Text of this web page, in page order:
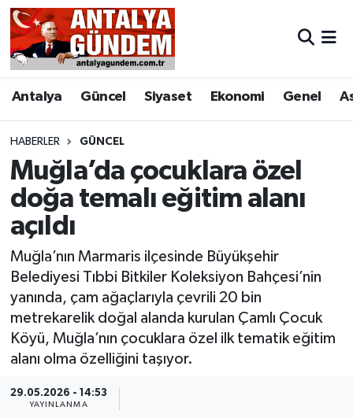
Antalya Güncel Siyaset Ekonomi Genel
HABERLER GÜNCEL
Muğla’da çocuklara özel
doğa temalı eğitim alanı
açıldı
Muğla’nın Marmaris ilçesinde Büyükşehir
Belediyesi Tıbbi Bitkiler Koleksiyon Bahçesi’nin
yanında, çam ağaçlarıyla çevrili 20 bin
metrekarelik doğal alanda kurulan Çamlı Çocuk
Köyü, Muğla’nın çocuklara özel ilk tematik eğitim
alanı olma özelliğini taşıyor.
29.05.2026 - 14:53
YAYINLANMA
Antalya
Asayiş
Bilim & Teknoloji
Bölge
EĞİTİM
Ekonomi
Genel
Görüntülü Haber
Antalya Nöbetçi Eczaneler
Antalya Hava Durumu
Antalya Namaz Vakitleri
Antalya Trafik Yoğunluk Haritası
Süper Lig Puan Durumu ve Fikstür
Tüm Manşetler
Son Dakika Haberleri
Haber Arşivi